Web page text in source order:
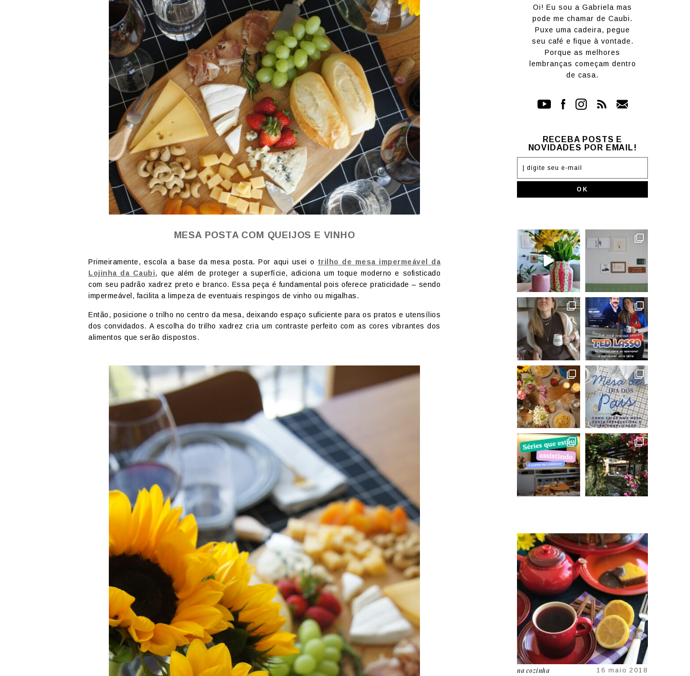
MESA POSTA COM QUEIJOS E VINHO
Primeiramente, escola a base da mesa posta. Por aqui usei o trilho de mesa impermeável da
Lojinha da Caubi, que além de proteger a superfície, adiciona um toque moderno e sofisticado
com seu padrão xadrez preto e branco. Essa peça é fundamental pois oferece praticidade – sendo
impermeável, facilita a limpeza de eventuais respingos de vinho ou migalhas.
Então, posicione o trilho no centro da mesa, deixando espaço suficiente para os pratos e utensílios
dos convidados. A escolha do trilho xadrez cria um contraste perfeito com as cores vibrantes dos
alimentos que serão dispostos.
Oi! Eu sou a Gabriela mas
pode me chamar de Caubi.
Puxe uma cadeira, pegue
seu café e fique à vontade.
Porque as melhores
lembranças começam dentro
de casa.
RECEBA POSTS E
NOVIDADES POR EMAIL!
na cozinha 20 jan 2020 16 maio 2018 em casa